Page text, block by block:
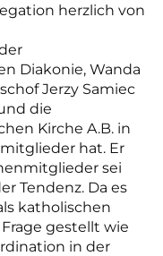
herzlich von
Diakonie, Wanda
Jerzy Samiec
die
Kirche A.B. in
hat. Er
sei
Tendenz. Da es
katholischen
gestellt wie
in der